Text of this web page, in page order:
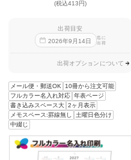
(税込413円)
出荷目安
2026年9 月 14日
迄に
出荷
出荷オプションについて
メール便・郵送OK
10冊から注文可能
フルカラー名入れ対応 年表ページ
書き込みスペース大 2ヶ月表示
メモスペース:罫線無し
土曜日色分け
中綴じ